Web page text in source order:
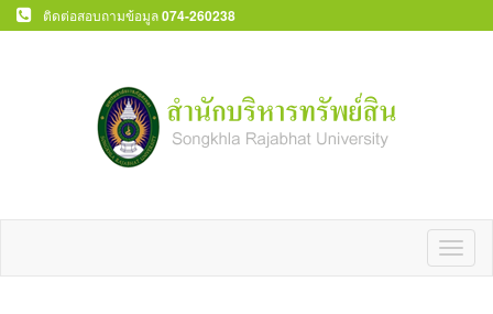
ติดต่อสอบถามข้อมูล074-260238